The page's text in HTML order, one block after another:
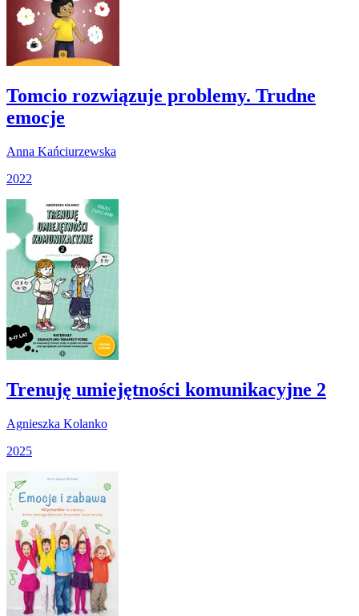
Tomcio rozwiązuje problemy. Trudne
emocje
Anna Kańciurzewska
2022
Trenuję umiejętności komunikacyjne 2
Agnieszka Kolanko
2025